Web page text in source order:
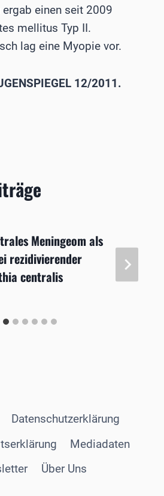
einen seit 2009
mellitus Typ II.
lag eine Myopie vor.
12/2011.
Meningeom als
rezidivierender
centralis
Datenschutzerklärung
Mediadaten
Über Uns